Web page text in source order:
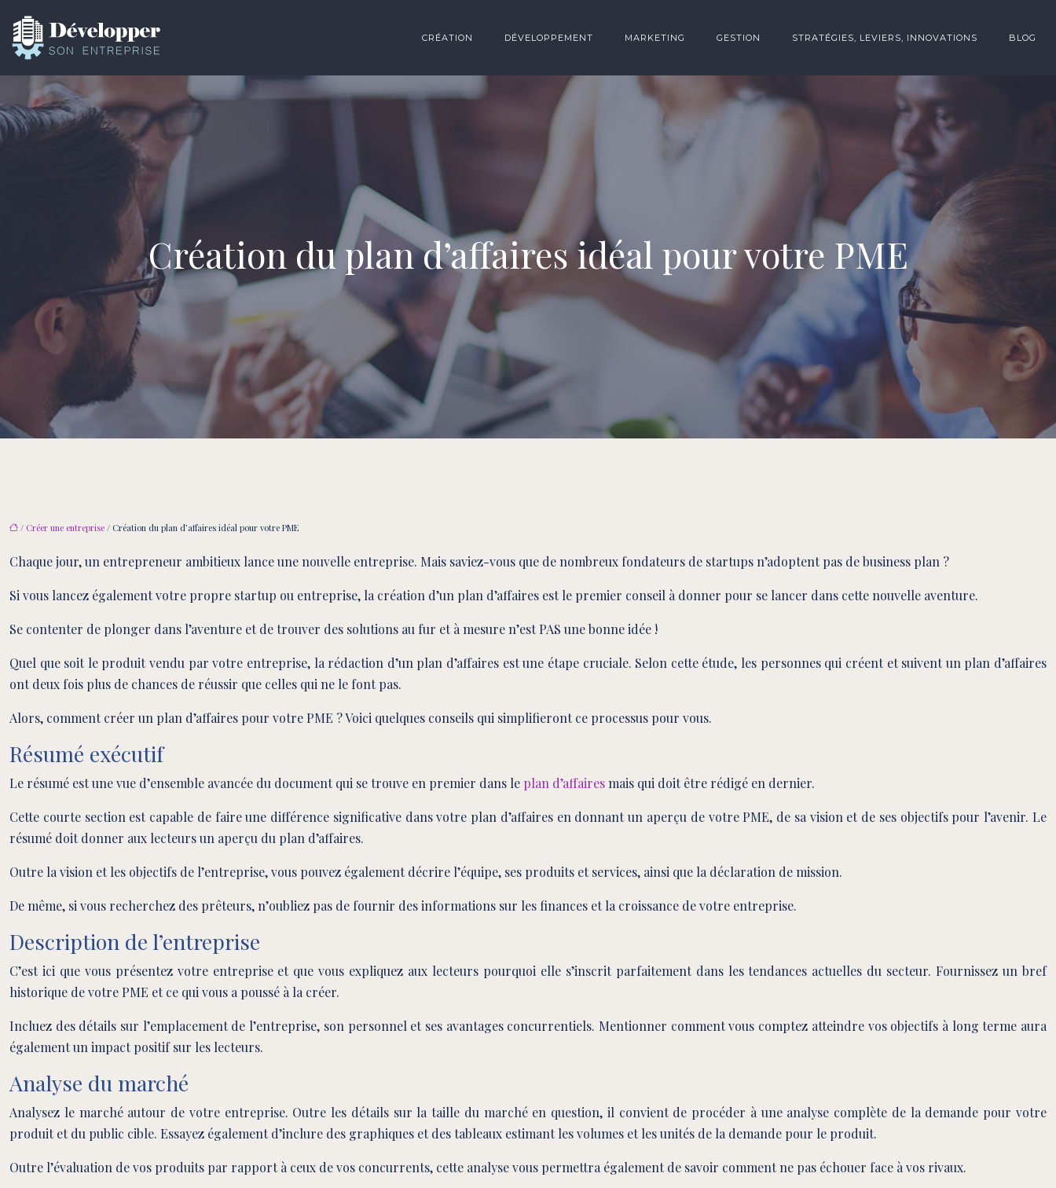
CRÉATION DÉVELOPPEMENT MARKETING GESTION STRATÉGIES, LEVIERS, INNOVATIONS BLOG
Création du plan d’affaires idéal pour votre PME
/ Créer une entreprise / Création du plan d’affaires idéal pour votre PME
Chaque jour, un entrepreneur ambitieux lance une nouvelle entreprise. Mais saviez-vous que de nombreux fondateurs de startups n’adoptent pas de business plan ?
Si vous lancez également votre propre startup ou entreprise, la création d’un plan d’affaires est le premier conseil à donner pour se lancer dans cette nouvelle aventure.
Se contenter de plonger dans l’aventure et de trouver des solutions au fur et à mesure n’est PAS une bonne idée !
Quel que soit le produit vendu par votre entreprise, la rédaction d’un plan d’affaires est une étape cruciale. Selon cette étude, les personnes qui créent et suivent un plan d’affaires
ont deux fois plus de chances de réussir que celles qui ne le font pas.
Alors, comment créer un plan d’affaires pour votre PME ? Voici quelques conseils qui simplifieront ce processus pour vous.
Résumé exécutif
Le résumé est une vue d’ensemble avancée du document qui se trouve en premier dans le plan d’affairesmais qui doit être rédigé en dernier.
Cette courte section est capable de faire une différence significative dans votre plan d’affaires en donnant un aperçu de votre PME, de sa vision et de ses objectifs pour l’avenir. Le
résumé doit donner aux lecteurs un aperçu du plan d’affaires.
Outre la vision et les objectifs de l’entreprise, vous pouvez également décrire l’équipe, ses produits et services, ainsi que la déclaration de mission.
De même, si vous recherchez des prêteurs, n’oubliez pas de fournir des informations sur les finances et la croissance de votre entreprise.
Description de l’entreprise
C’est ici que vous présentez votre entreprise et que vous expliquez aux lecteurs pourquoi elle s’inscrit parfaitement dans les tendances actuelles du secteur. Fournissez un bref
historique de votre PME et ce qui vous a poussé à la créer.
Incluez des détails sur l’emplacement de l’entreprise, son personnel et ses avantages concurrentiels. Mentionner comment vous comptez atteindre vos objectifs à long terme aura
également un impact positif sur les lecteurs.
Analyse du marché
Analysez le marché autour de votre entreprise. Outre les détails sur la taille du marché en question, il convient de procéder à une analyse complète de la demande pour votre
produit et du public cible. Essayez également d’inclure des graphiques et des tableaux estimant les volumes et les unités de la demande pour le produit.
Outre l’évaluation de vos produits par rapport à ceux de vos concurrents, cette analyse vous permettra également de savoir comment ne pas échouer face à vos rivaux.